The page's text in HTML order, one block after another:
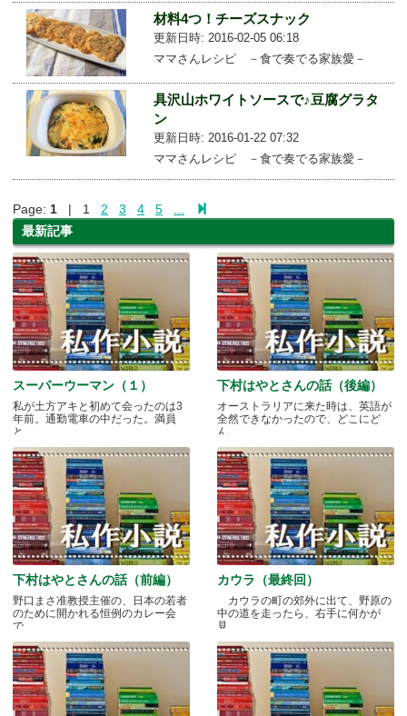
材料4つ！チーズスナック
更新日時: 2016-02-05 06:18
ママさんレシピ －食で奏でる家族愛－
具沢山ホワイトソースで♪豆腐グラタ
ン
更新日時: 2016-01-22 07:32
ママさんレシピ －食で奏でる家族愛－
Page: 1 | 1 2 3 4 5
最新記事
スーパーウーマン（１）
私が土方アキと初めて会ったのは3
年前。通勤電車の中だった。満員
と.....
下村はやとさんの話（後編）
オーストラリアに来た時は、英語が
全然できなかったので、どこにど
ん.....
下村はやとさんの話（前編）
野口まさ准教授主催の、日本の若者
のために開かれる恒例のカレー会
で.....
カウラ（最終回）
カウラの町の郊外に出て、野原の
中の道を走ったら、右手に何かが
見.....